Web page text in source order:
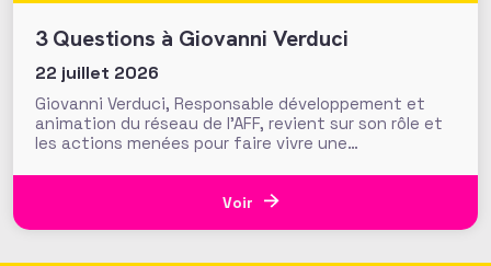
3 Questions à Giovanni Verduci
22 juillet 2026
Giovanni Verduci, Responsable développement et
animation du réseau de l’AFF, revient sur son rôle et
les actions menées pour faire vivre une
L’AFF c’est une équipe, mais c’est aussi et surtout
un réseau. Vous, nos 1350 adhérents, faites la
Voir